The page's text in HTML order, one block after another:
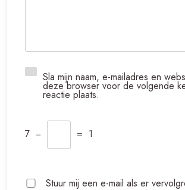
Sla mijn naam, e-mailadres en
deze browser voor de volgende
reactie plaats.
7 − = 1
Stuur mij een e-mail als er